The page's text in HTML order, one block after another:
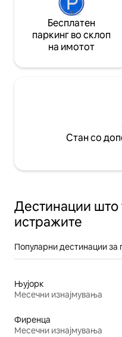
Бесплатен
паркинг во склоп
на имотот
Стан со
Дестинации што
истражите
Популарни дестинации
Њујорк
Месечни изнајмувања
Фиренца
Месечни изнајмувања